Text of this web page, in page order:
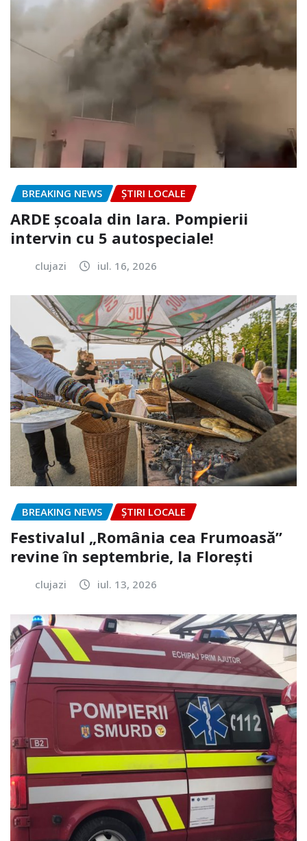
BREAKING NEWS ȘTIRI LOCALE
ARDE școala din Iara. Pompierii
intervin cu 5 autospeciale!
clujazi iul. 16, 2026
BREAKING NEWS ȘTIRI LOCALE
Festivalul „România cea Frumoasă”
revine în septembrie, la Florești
clujazi iul. 13, 2026